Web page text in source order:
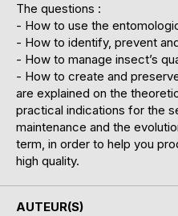
The questions :
- How to use the
- How to identify, prevent
- How to manage insect’s
- How to create and
are explained on the
practical indications for the
maintenance and the
term, in order to help you
high quality.
AUTEUR(S)